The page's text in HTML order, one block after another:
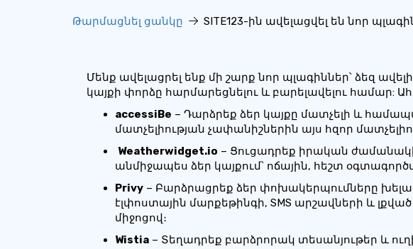
Թարմացնել ցանկը SITE123-ին ավելացվել են նոր
Մենք ավելացրել ենք մի շարք նոր պլագիններ՝ ձեզ
կայքի փորձը հարմարեցնելու և բարելավելու համար:
accessiBe – Դարձրեք ձեր կայքը մատչելի և
մատչելիության չափանիշներին այս հզոր
Weatherwidget.io – Ցուցադրեք իրական
անմիջապես ձեր կայքում՝ ոճային, հեշտ
Privy – Բարձրացրեք ձեր փոխակերպումները
էլփոստային մարքեթինգի, SMS արշավների և
միջոցով։
Wistia – Տեղադրեք բարձրորակ տեսանյութեր և